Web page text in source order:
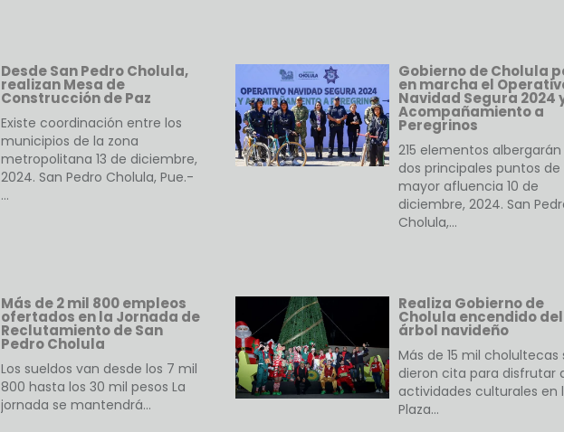
Desde San Pedro Cholula,
realizan Mesa de
Construcción de Paz
Existe coordinación entre los
municipios de la zona
metropolitana 13 de diciembre,
2024. San Pedro Cholula, Pue.-
…
Gobierno de Cholula
en marcha el
Navidad Segura 2024
Acompañamiento a
Peregrinos
215 elementos albergarán
dos principales puntos de
mayor afluencia 10 de
diciembre, 2024. San
Cholula,…
Más de 2 mil 800 empleos
ofertados en la Jornada de
Reclutamiento de San
Pedro Cholula
Los sueldos van desde los 7 mil
800 hasta los 30 mil pesos La
jornada se mantendrá…
Realiza Gobierno de
Cholula encendido del
árbol navideño
Más de 15 mil cholultecas
dieron cita para disfrutar
actividades culturales en
Plaza…